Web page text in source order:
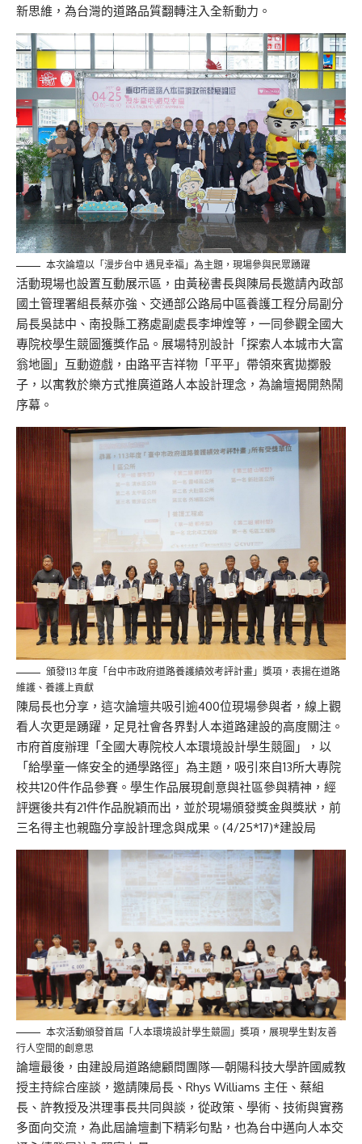
新思維，為台灣的道路品質翻轉注入全新動力。
本次論壇以「漫步台中 遇見幸福」為主題，現場參與民眾踴躍
活動現場也設置互動展示區，由黃秘書長與陳局長邀請內政部
國土管理署組長蔡亦強、交通部公路局中區養護工程分局副分
局長吳誌中、南投縣工務處副處長李坤煌等，一同參觀全國大
專院校學生競圖獲獎作品。展場特別設計「探索人本城市大富
翁地圖」互動遊戲，由路平吉祥物「平平」帶領來賓拋擲骰
子，以寓教於樂方式推廣道路人本設計理念，為論壇揭開熱鬧
序幕。
頒發113 年度「台中市政府道路養護績效考評計畫」獎項，表揚在道路
維護、養護上貢獻
陳局長也分享，這次論壇共吸引逾400位現場參與者，線上觀
看人次更是踴躍，足見社會各界對人本道路建設的高度關注。
市府首度辦理「全國大專院校人本環境設計學生競圖」，以
「給學童一條安全的通學路徑」為主題，吸引來自13所大專院
校共120件作品參賽。學生作品展現創意與社區參與精神，經
評選後共有21件作品脫穎而出，並於現場頒發獎金與獎狀，前
三名得主也親臨分享設計理念與成果。(4/25*17)*建設局
本次活動頒發首屆「人本環境設計學生競圖」獎項，展現學生對友善
行人空間的創意思
論壇最後，由建設局道路總顧問團隊—朝陽科技大學許國威教
授主持綜合座談，邀請陳局長、Rhys Williams 主任、蔡組
長、許教授及洪理事長共同與談，從政策、學術、技術與實務
多面向交流，為此屆論壇劃下精彩句點，也為台中邁向人本交